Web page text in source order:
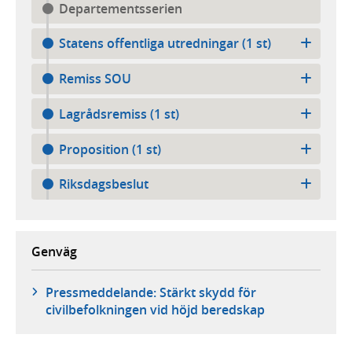
Departementsserien
Statens offentliga utredningar (1 st)
Remiss SOU
Lagrådsremiss (1 st)
Proposition (1 st)
Riksdagsbeslut
Genväg
Pressmeddelande: Stärkt skydd för
civilbefolkningen vid höjd beredskap